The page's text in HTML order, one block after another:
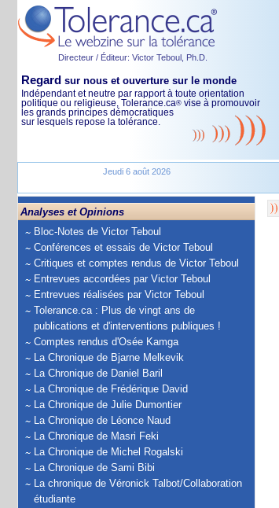
Directeur / Éditeur: Victor Teboul, Ph.D.
Regard sur nous et ouverture sur le monde
Indépendant et neutre par rapport à toute orientation
politique ou religieuse, Tolerance.ca® vise à promouvoir
les grands principes démocratiques
sur lesquels repose la tolérance.
Jeudi 6 août 2026
Analyses et Opinions
Bloc-Notes de Victor Teboul
Conférences et essais de Victor Teboul
Critiques et comptes rendus de Victor Teboul
Entrevues accordées par Victor Teboul
Entrevues réalisées par Victor Teboul
Tolerance.ca : Plus de vingt ans de
publications et d'interventions publiques !
Comptes rendus d'Osée Kamga
La Chronique de Bjarne Melkevik
La Chronique de Daniel Baril
La Chronique de Frédérique David
La Chronique de Julie Dumontier
La Chronique de Léonce Naud
La Chronique de Masri Feki
La Chronique de Michel Rogalski
La Chronique de Sami Bibi
La chronique de Véronick Talbot/Collaboration
étudiante